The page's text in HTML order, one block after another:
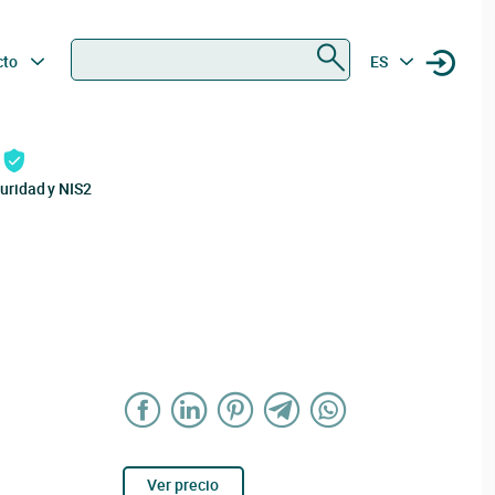
ES
y NIS2
Ver precio